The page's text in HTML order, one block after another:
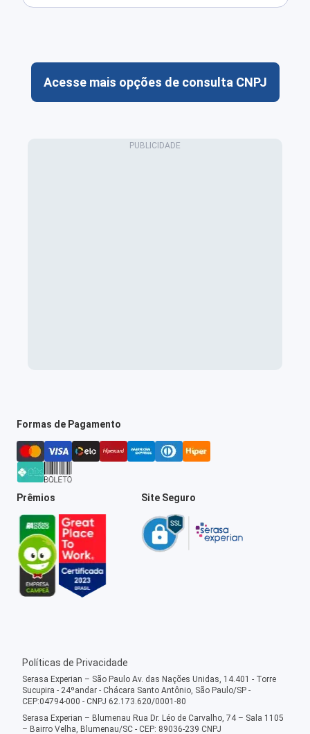
Acesse mais opções de consulta CNPJ
Formas de Pagamento
Prêmios Site Seguro
Políticas de Privacidade
Serasa Experian – São Paulo Av. das Nações Unidas, 14.401 - Torre
Sucupira - 24ºandar - Chácara Santo Antônio, São Paulo/SP -
CEP:04794-000 - CNPJ 62.173.620/0001-80
Serasa Experian – Blumenau Rua Dr. Léo de Carvalho, 74 – Sala 1105
– Bairro Velha, Blumenau/SC - CEP: 89036-239 CNPJ